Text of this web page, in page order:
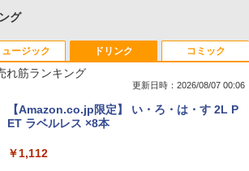
グ
Anker Soundcore P40i オフホワイト
ュージック
BRUCE WAYNE feat. Flo Milli, ATL Jacob
[Explicit]
￥250
ドリンク
れ筋ランキング
更新日時：2026/08/07 00:06
【Amazon.co.jp限定】 い・ろ・は・す 2L P
ET ラベルレス ×8本
￥1,112
コミック